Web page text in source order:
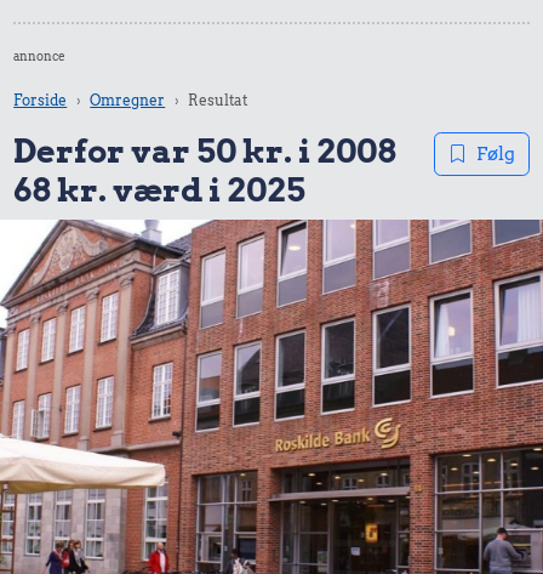
annonce
Forside Omregner Resultat
Derfor var 50 kr. i 2008
68 kr. værd i 2025
Følg